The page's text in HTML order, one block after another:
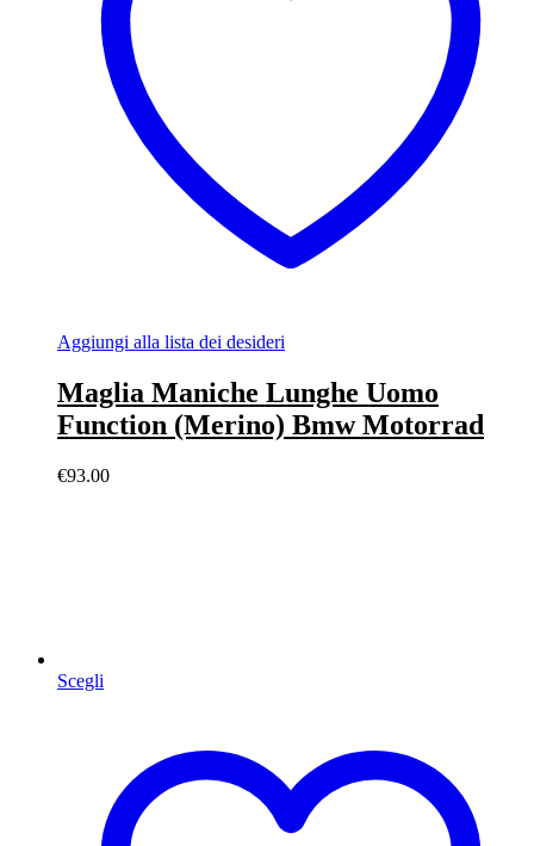
Aggiungi alla lista dei desideri
Maglia Maniche Lunghe Uomo
Function (Merino) Bmw Motorrad
€93.00
Scegli